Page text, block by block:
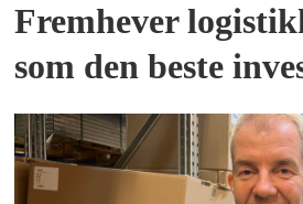
Fremhever
som den beste